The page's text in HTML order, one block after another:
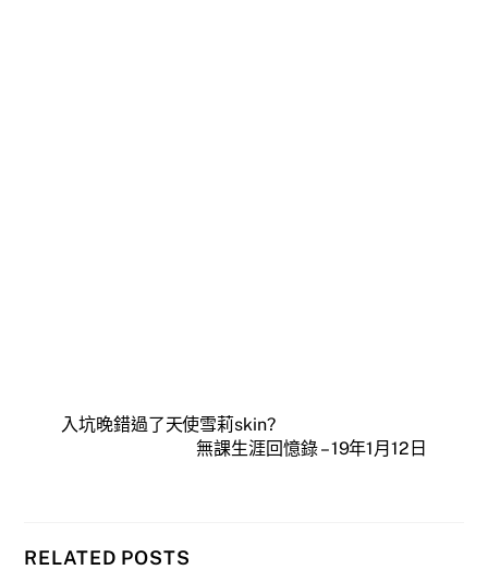
入坑晚錯過了天使雪莉skin?
無課生涯回憶錄 – 19年1月12日
RELATED POSTS